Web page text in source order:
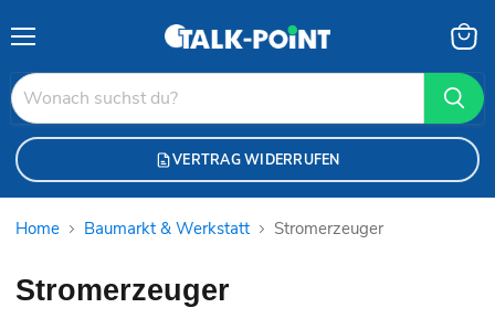
VERTRAG WIDERRUFEN
Home Baumarkt & Werkstatt Stromerzeuger
Stromerzeuger